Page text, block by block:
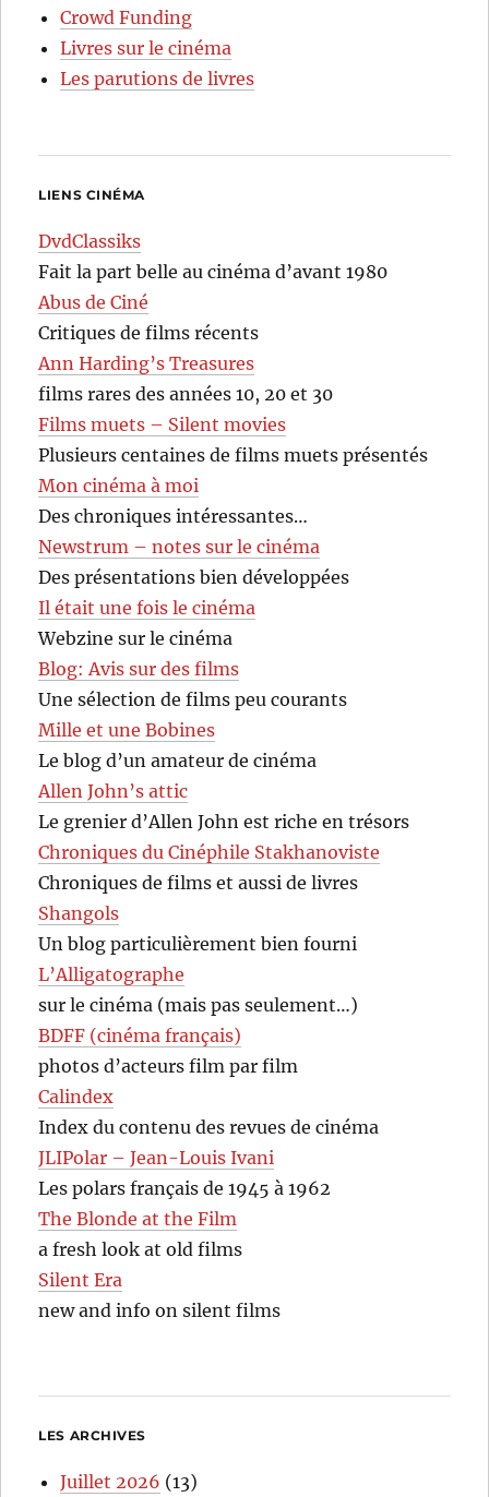
Crowd Funding
Livres sur le cinéma
Les parutions de livres
LIENS CINÉMA
DvdClassiks
Fait la part belle au cinéma d’avant 1980
Abus de Ciné
Critiques de films récents
Ann Harding’s Treasures
films rares des années 10, 20 et 30
Films muets – Silent movies
Plusieurs centaines de films muets présentés
Mon cinéma à moi
Des chroniques intéressantes…
Newstrum – notes sur le cinéma
Des présentations bien développées
Il était une fois le cinéma
Webzine sur le cinéma
Blog: Avis sur des films
Une sélection de films peu courants
Mille et une Bobines
Le blog d’un amateur de cinéma
Allen John’s attic
Le grenier d’Allen John est riche en trésors
Chroniques du Cinéphile Stakhanoviste
Chroniques de films et aussi de livres
Shangols
Un blog particulièrement bien fourni
L’Alligatographe
sur le cinéma (mais pas seulement…)
BDFF (cinéma français)
photos d’acteurs film par film
Calindex
Index du contenu des revues de cinéma
JLIPolar – Jean-Louis Ivani
Les polars français de 1945 à 1962
The Blonde at the Film
a fresh look at old films
Silent Era
new and info on silent films
LES ARCHIVES
Juillet 2026 (13)